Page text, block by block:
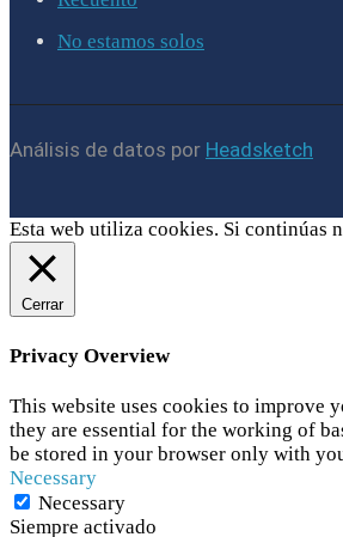
No estamos solos
Análisis de datos por Headsketch
Esta web utiliza cookies. Si continúas
Cerrar
Privacy Overview
This website uses cookies to improve
they are essential for the working of
be stored in your browser only with
Necessary
Necessary
Siempre activado